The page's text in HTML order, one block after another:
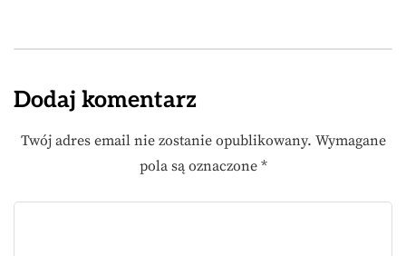
Dodaj komentarz
Twój adres email nie zostanie opublikowany. Wymagane
pola są oznaczone *